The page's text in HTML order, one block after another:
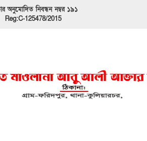
অনুমোদিত নিবন্ধন নম্বর ১৯১
Reg:C-125478/2015